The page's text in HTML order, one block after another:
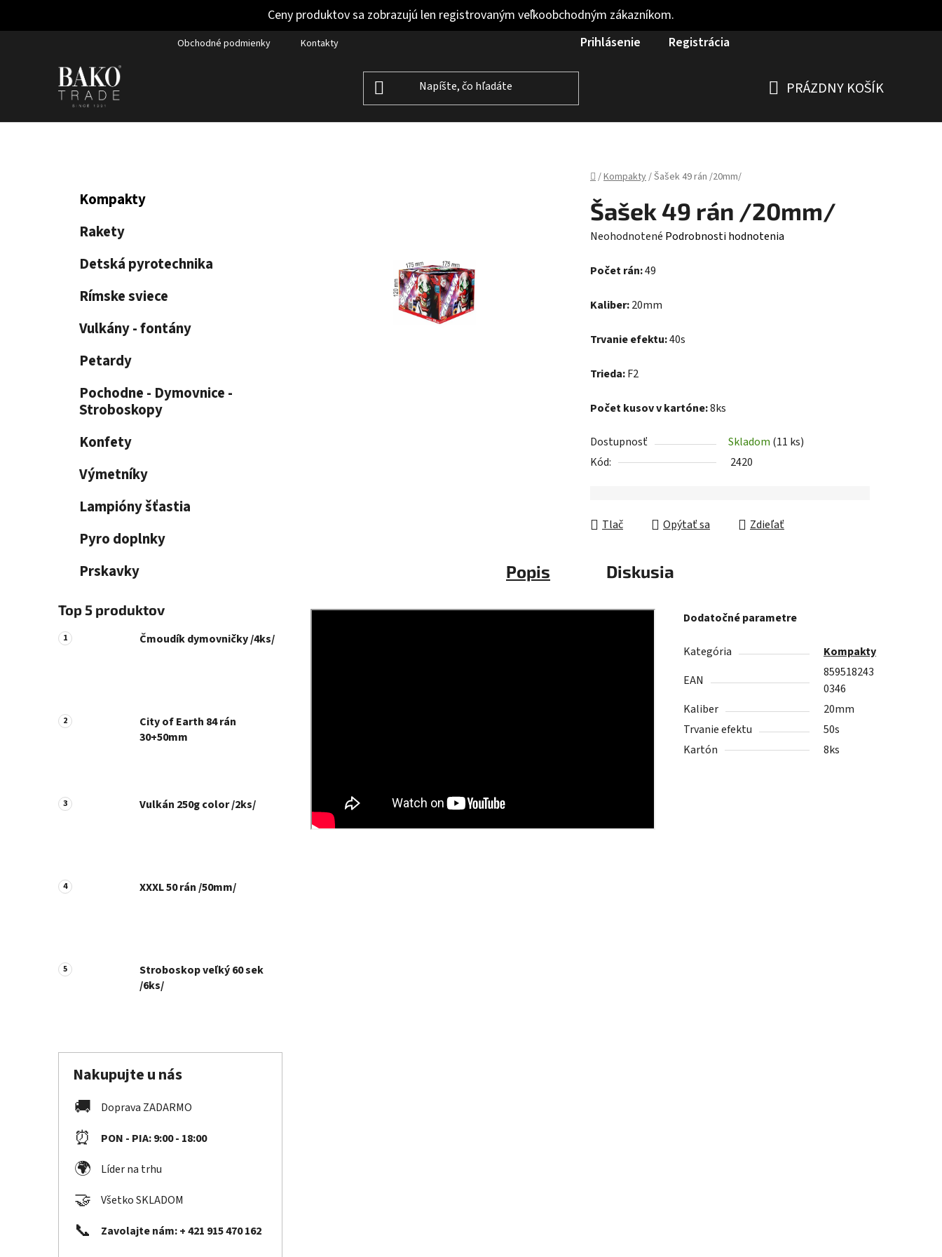
Ceny produktov sa zobrazujú len registrovaným veľkoobchodným zákazníkom.
Obchodné podmienky Kontakty Prihlásenie Registrácia
PRÁZDNY KOŠÍK
Domov
/Kompakty/Šašek 49 rán /20mm/
Preskočiť
kategórie
Kompakty
Rakety
Detská pyrotechnika
Rímske sviece
Vulkány - fontány
Petardy
Pochodne - Dymovnice -
Stroboskopy
Konfety
Výmetníky
Lampióny šťastia
Pyro doplnky
Prskavky
Top 5 produktov
Čmoudík dymovničky /4ks/
City of Earth 84 rán
30+50mm
Vulkán 250g color /2ks/
XXXL 50 rán /50mm/
Stroboskop veľký 60 sek
/6ks/
Nakupujte u nás
🚚 Doprava ZADARMO
⏰ PON - PIA: 9:00 - 18:00
🌍 Líder na trhu
🤝 Všetko SKLADOM
📞 Zavolajte nám: + 421 915 470 162
Šašek 49 rán /20mm/
Priemerné
produktu
0,0
hviezdičiek.
Neohodnotené Podrobnosti hodnotenia
Počet rán:49
Kaliber:20mm
Trvanie efektu:40s
Trieda:F2
Počet kusov v kartóne:8ks
Dostupnosť Skladom (11 ks)
Kód:
2420
Tlač Opýtať sa Zdieľať
Popis Diskusia
Dodatočné parametre
Kategória
Kompakty
EAN
859518243
0346
Kaliber
20mm
Trvanie efektu
50s
Kartón
8ks